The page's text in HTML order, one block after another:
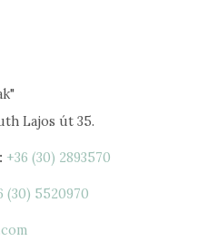
Lajos út 35.
+36 (30) 2893570
(30) 5520970